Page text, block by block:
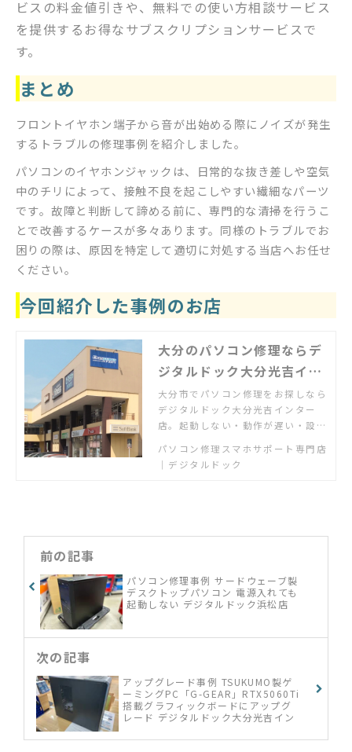
ビスの料金値引きや、無料での使い方相談サービス
を提供するお得なサブスクリプションサービスで
す。
まとめ
フロントイヤホン端子から音が出始める際にノイズが発生
するトラブルの修理事例を紹介しました。
パソコンのイヤホンジャックは、日常的な抜き差しや空気
中のチリによって、接触不良を起こしやすい繊細なパーツ
です。故障と判断して諦める前に、専門的な清掃を行うこ
とで改善するケースが多々あります。同様のトラブルでお
困りの際は、原因を特定して適切に対処する当店へお任せ
ください。
今回紹介した事例のお店
大分のパソコン修理ならデ
ジタルドック大分光吉イン
ター店｜大分市対応
大分市でパソコン修理をお探しなら
デジタルドック大分光吉インター
店。起動しない・動作が遅い・設定
s・Mac対応。
パソコン修理スマホサポート専門店
｜デジタルドック
前の記事
パソコン修理事例 サードウェーブ製
デスクトップパソコン 電源入れても
起動しない デジタルドック浜松店
次の記事
アップグレード事例 TSUKUMO製ゲ
ーミングPC「G-GEAR」RTX5060Ti
搭載グラフィックボードにアップグ
レード デジタルドック大分光吉イン